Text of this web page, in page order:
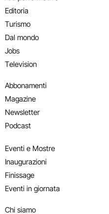
Editoria
Turismo
Dal mondo
Jobs
Television
Abbonamenti
Magazine
Newsletter
Podcast
Eventi e Mostre
Inaugurazioni
Finissage
Eventi in giornata
Chi siamo